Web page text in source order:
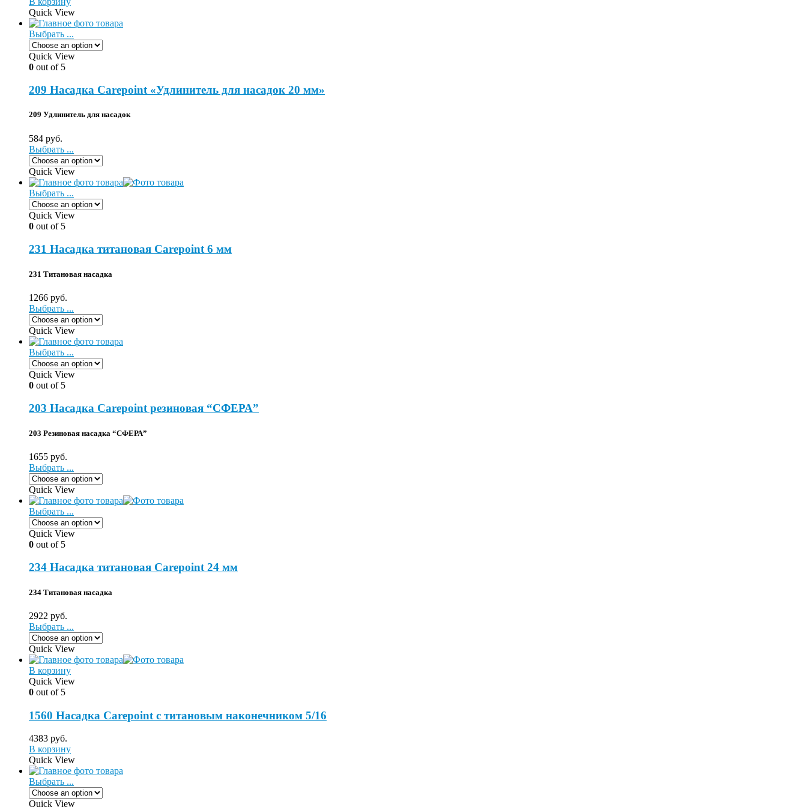
Quick View
Выбрать ...
Quick View
0 out of 5
209 Насадка Carepoint «Удлинитель для насадок 20 мм»
209 Удлинитель для насадок
584 руб.
Выбрать ...
Quick View
Выбрать ...
Quick View
0 out of 5
231 Насадка титановая Carepoint 6 мм
231 Титановая насадка
1266 руб.
Выбрать ...
Quick View
Выбрать ...
Quick View
0 out of 5
203 Насадка Carepoint резиновая “СФЕРА”
203 Резиновая насадка “СФЕРА”
1655 руб.
Выбрать ...
Quick View
Выбрать ...
Quick View
0 out of 5
234 Насадка титановая Carepoint 24 мм
234 Титановая насадка
2922 руб.
Выбрать ...
Quick View
В корзину
Quick View
0 out of 5
1560 Насадка Carepoint с титановым наконечником 5/16
4383 руб.
В корзину
Quick View
Выбрать ...
Quick View